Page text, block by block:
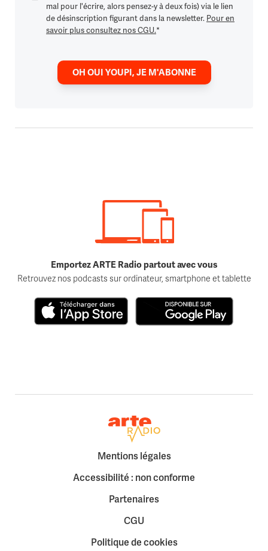
mal pour l'écrire, alors pensez-y à deux fois) via le lien
de désinscription figurant dans la newsletter. Pour en
savoir plus consultez nos CGU.*
OH OUI YOUPI, JE M'ABONNE
Emportez ARTE Radio partout avec vous
Retrouvez nos podcasts sur ordinateur, smartphone et tablette
Retour à la page d'accueil
Mentions légales
Accessibilité : non conforme
Partenaires
CGU
Politique de cookies